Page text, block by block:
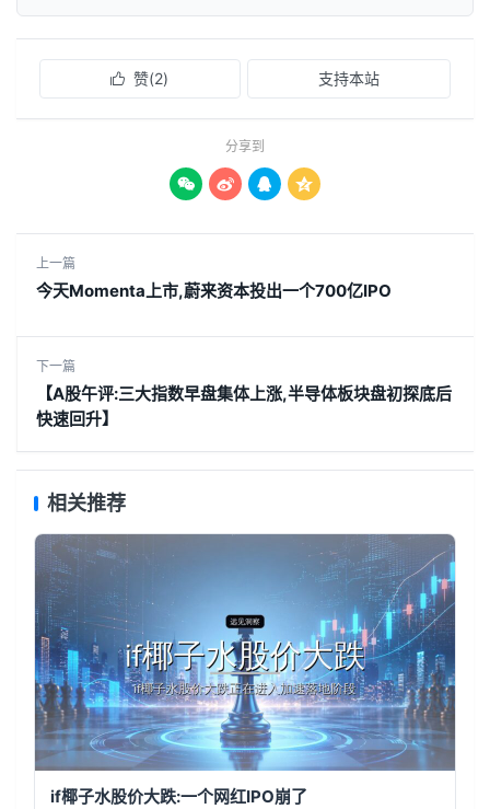
 赞(2) 支持本站
分享到
   
上一篇
今天Momenta上市,蔚来资本投出一个700亿IPO
下一篇
【A股午评:三大指数早盘集体上涨,半导体板块盘初探底后
快速回升】
相关推荐
if椰子水股价大跌:一个网红IPO崩了